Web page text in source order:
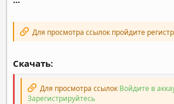
Для просмотра ссылок пройдите
Скачать:
Для просмотра ссылок Войдите в
Зарегистрируйтесь